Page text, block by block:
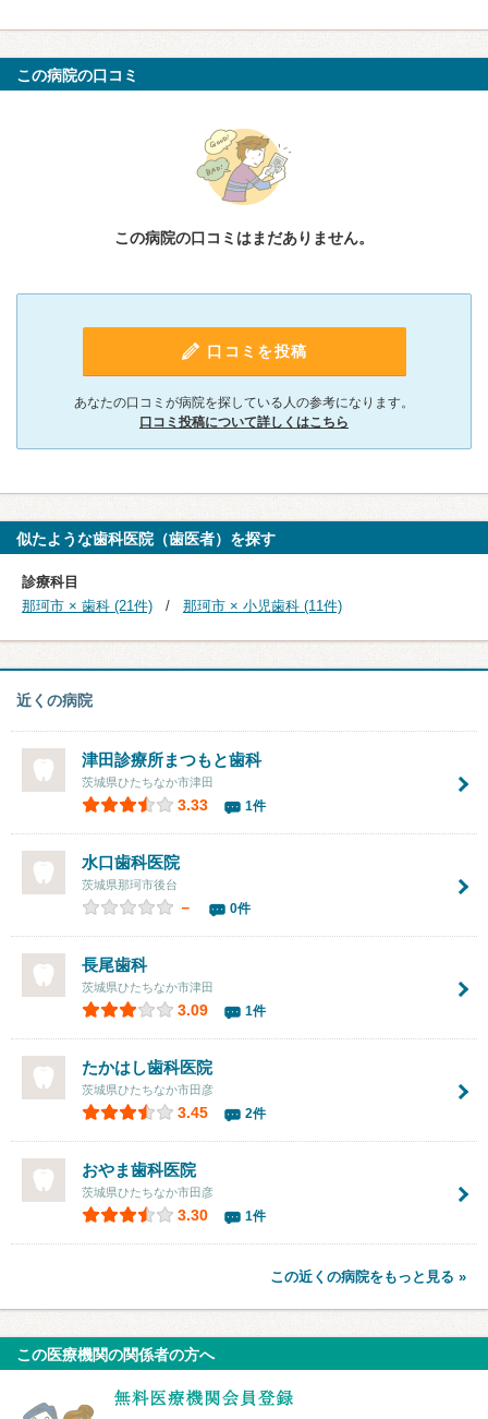
この病院の口コミ
この病院の口コミはまだありません。
口コミを投稿
あなたの口コミが病院を探している人の参考になります。
口コミ投稿について詳しくはこちら
似たような歯科医院（歯医者）を探す
診療科目
那珂市 × 歯科 (21件)
那珂市 × 小児歯科 (11件)
近くの病院
津田診療所まつもと歯科
茨城県ひたちなか市津田
3.33 1件
水口歯科医院
茨城県那珂市後台
－ 0件
長尾歯科
茨城県ひたちなか市津田
3.09 1件
たかはし歯科医院
茨城県ひたちなか市田彦
3.45 2件
おやま歯科医院
茨城県ひたちなか市田彦
3.30 1件
この近くの病院をもっと見る »
この医療機関の関係者の方へ